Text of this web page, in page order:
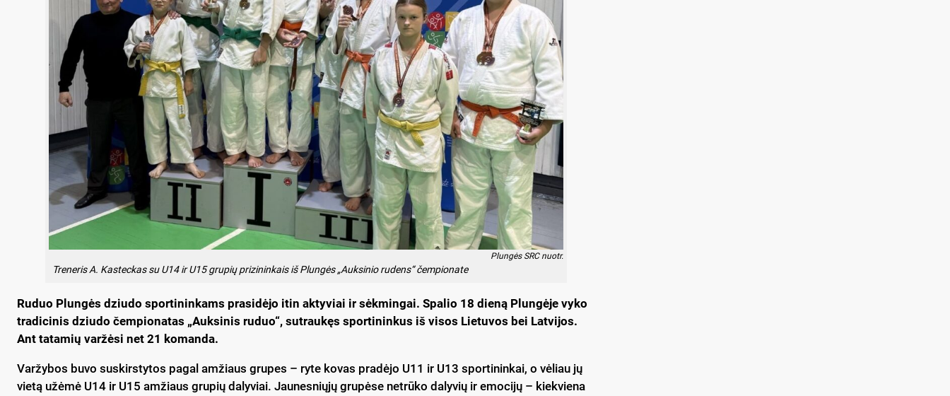
Plungės SRC nuotr.
Treneris A. Kasteckas su U14 ir U15 grupių prizininkais iš Plungės „Auksinio rudens“ čempionate
Ruduo Plungės dziudo sportininkams prasidėjo itin aktyviai ir sėkmingai. Spalio 18 dieną Plungėje vyko
tradicinis dziudo čempionatas „Auksinis ruduo“, sutraukęs sportininkus iš visos Lietuvos bei Latvijos.
Ant tatamių varžėsi net 21 komanda.
Varžybos buvo suskirstytos pagal amžiaus grupes – ryte kovas pradėjo U11 ir U13 sportininkai, o vėliau jų
vietą užėmė U14 ir U15 amžiaus grupių dalyviai. Jaunesniųjų grupėse netrūko dalyvių ir emocijų – kiekviena